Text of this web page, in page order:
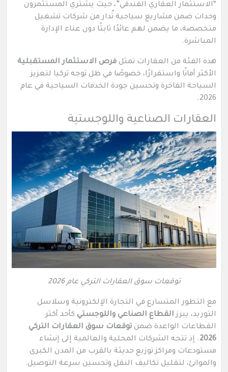
“الاستثمار العقاري الفندقي”، حيث يشتري المستثمرون
وحدات ضمن مشاريع سياحية تُدار من شركات تشغيل
متخصصة، ما يضمن لهم عائدًا ثابتًا دون عناء الإدارة
المباشرة.
هذه الفئة من العقارات تمثل فرص الاستثمار المستقبلية
الأكثر أمانًا واستقرارًا، خصوصًا في ظل توجه تركيا لتعزيز
السياحة الفاخرة وتحسين جودة الخدمات السياحية في عام
2026.
العقارات الصناعية واللوجستية
توقعات سوق العقارات التركي عام 2026
مع التطور المتسارع في التجارة الإلكترونية وسلاسل
التوريد، يبرزالقطاع الصناعي واللوجستي كأحد أكثر
القطاعات الواعدة ضمن توقعات سوق العقارات التركي
2026. إذ تتجه الشركات المحلية والعالمية إلى إنشاء
مستودعات ومراكز توزيع حديثة بالقرب من المدن الكبرى
والموانئ، لتقليل تكاليف النقل وتحسين سرعة التوصيل.